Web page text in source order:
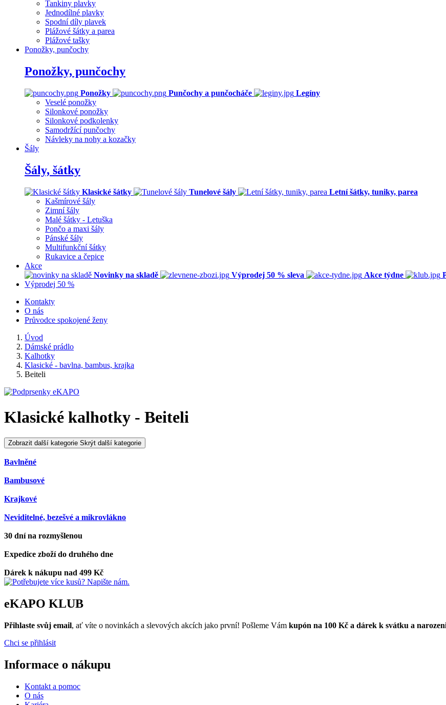
Tankiny plavky
Jednodílné plavky
Spodní díly plavek
Plážové šátky a parea
Plážové tašky
Ponožky, punčochy
Ponožky, punčochy
Ponožky Punčochy a punčocháče
Legíny
Veselé ponožky
Silonkové ponožky
Silonkové podkolenky
Samodržící punčochy
Návleky na nohy a kozačky
Šály
Šály, šátky
Klasické šátky Tunelové šály
Letní šátky, tuniky, parea
Kašmírové šály
Zimní šály
Malé šátky - Letuška
Pončo a maxi šály
Pánské šály
Multifunkční šátky
Rukavice a čepice
Akce
Novinky na skladě
Výprodej 50 % sleva Akce týdne
Výprodej 50 %
Kontakty
O nás
Průvodce spokojené ženy
Úvod
Dámské prádlo
Kalhotky
Klasické - bavlna, bambus, krajka
Beiteli
Klasické kalhotky - Beiteli
Zobrazit další kategorie Skrýt další kategorie
Bavlněné
Bambusové
Krajkové
Neviditelné, bezešvé a mikrovlákno
30 dní na rozmyšlenou
Expedice zboží do druhého dne
Dárek k nákupu nad 499 Kč
eKAPO KLUB
Přihlaste svůj email, ať víte o novinkách a slevových akcích jako první! Pošleme Vám kupón na 100 Kč a dárek k svátku a
Chci se přihlásit
Informace o nákupu
Kontakt a pomoc
O nás